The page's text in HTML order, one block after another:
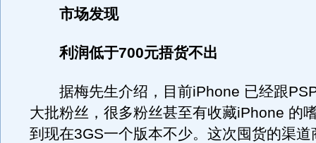
市场发现
利润低于700元捂货不出
据梅先生介绍，目前iPhone 已经跟
大批粉丝，很多粉丝甚至有收藏iPhone 的
到现在3GS一个版本不少。这次囤货的渠道